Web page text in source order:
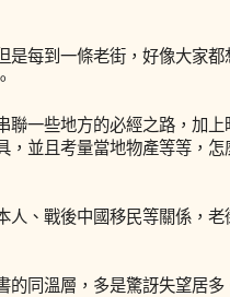
每到一條老街，好像大家都
一些地方的必經之路，加上
並且考量當地物產等等，
、戰後中國移民等關係，
同溫層，多是驚訝失望居多